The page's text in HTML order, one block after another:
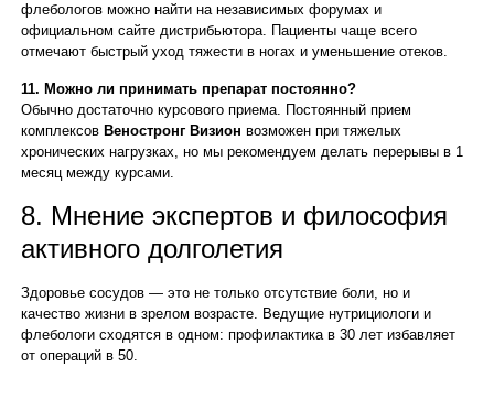
флебологов можно найти на независимых форумах и
официальном сайте дистрибьютора. Пациенты чаще всего
отмечают быстрый уход тяжести в ногах и уменьшение отеков.
11. Можно ли принимать препарат постоянно?
Обычно достаточно курсового приема. Постоянный прием
комплексов Веностронг Визион возможен при тяжелых
хронических нагрузках, но мы рекомендуем делать перерывы в 1
месяц между курсами.
8. Мнение экспертов и философия
активного долголетия
Здоровье сосудов — это не только отсутствие боли, но и
качество жизни в зрелом возрасте. Ведущие нутрициологи и
флебологи сходятся в одном: профилактика в 30 лет избавляет
от операций в 50.